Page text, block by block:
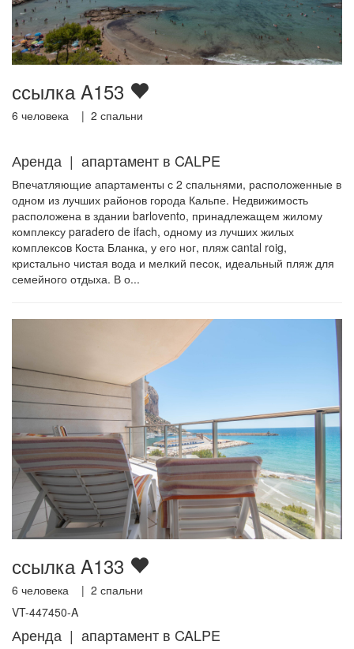
ссылка A153
6 человека | 2 спальни
Аренда | апартамент в CALPE
Впечатляющие апартаменты с 2 спальнями, расположенные в
одном из лучших районов города Кальпе. Недвижимость
расположена в здании barlovento, принадлежащем жилому
комплексу paradero de ifach, одному из лучших жилых
комплексов Коста Бланка, у его ног, пляж cantal roig,
кристально чистая вода и мелкий песок, идеальный пляж для
семейного отдыха. В о...
ссылка A133
6 человека | 2 спальни
VT-447450-A
Аренда | апартамент в CALPE